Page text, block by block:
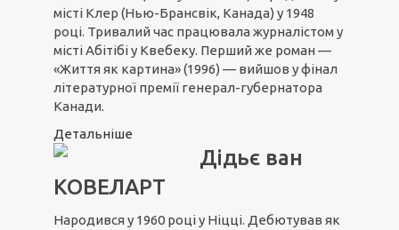
місті Клер (Нью-Брансвік, Канада) у 1948
році. Тривалий час працювала журналістом у
місті Абітібі у Квебеку. Перший же роман —
«Життя як картина» (1996) — вийшов у фінал
літературної премії генерал-губернатора
Канади.
Детальніше
Дідьє ван
КОВЕЛАРТ
Народився у 1960 році у Ніцці. Дебютував як